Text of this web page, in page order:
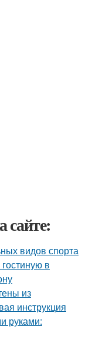
сайте:
видов спорта
в
из
инструкция
руками: